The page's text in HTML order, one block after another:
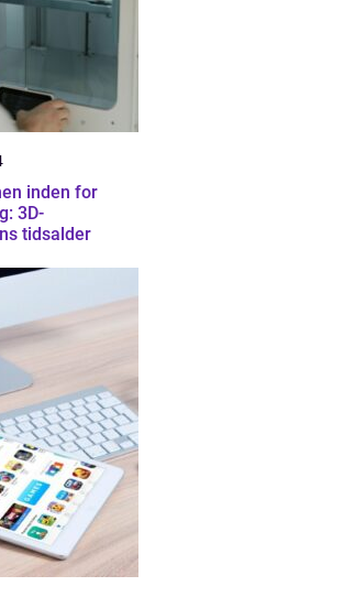
inden for
3D-
tidsalder